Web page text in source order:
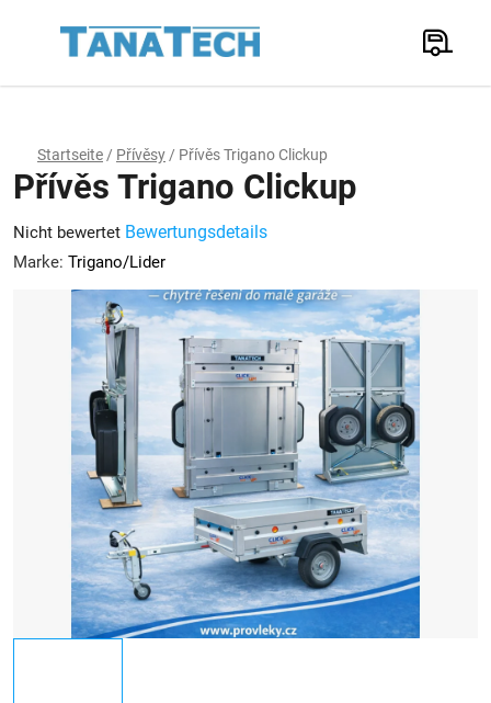
Suchen
Startseite / Přívěsy / Přívěs Trigano Clickup
Přívěs Trigano Clickup
Die
durchschnittliche
Produktbewertung
Sternen.
Nicht bewertet Bewertungsdetails
Marke: Trigano/Lider